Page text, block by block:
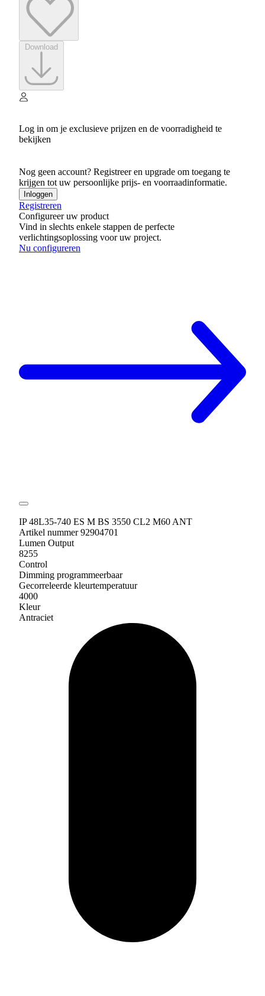
Log in om je exclusieve prijzen en de voorradigheid te
bekijken
Nog geen account? Registreer en upgrade om toegang te
krijgen tot uw persoonlijke prijs- en voorraadinformatie.
Inloggen
Registreren
Configureer uw product
Vind in slechts enkele stappen de perfecte
verlichtingsoplossing voor uw project.
Nu configureren
IP 48L35-740 ES M BS 3550 CL2 M60 ANT
Artikel nummer 92904701
Lumen Output
8255
Control
Dimming programmeerbaar
Gecorreleerde kleurtemperatuur
4000
Kleur
Antraciet